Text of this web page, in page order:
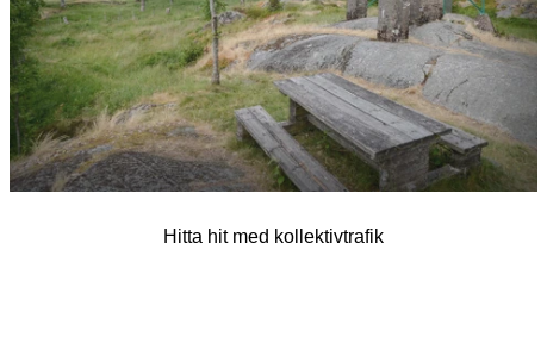
Hitta hit med kollektivtrafik